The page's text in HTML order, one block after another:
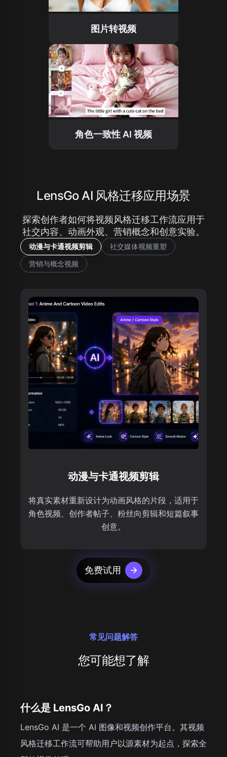
图片转视频
角色一致性 AI 视频
LensGo AI 风格迁移应用场景
探索创作者如何将视频风格迁移工作流应用于
社交内容、动画外观、营销概念和创意实验。
动漫与卡通视频剪辑
社交媒体视频重塑
营销与概念视频
动漫与卡通视频剪辑
将真实素材重新设计为动画风格的片段，适用于
角色视频、创作者帖子、粉丝向剪辑和短篇叙事
创意。
免费试用
常见问题解答
您可能想了解
什么是 LensGo AI？
LensGo AI 是一个 AI 图像和视频创作平台。其视频
风格迁移工作流可帮助用户以源素材为起点，探索全